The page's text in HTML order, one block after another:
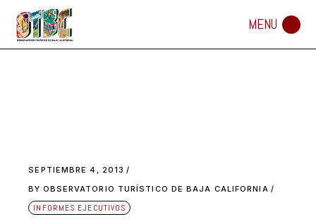
SEPTIEMBRE 4, 2013
BY OBSERVATORIO TURÍSTICO DE BAJA CALIFORNIA
INFORMES EJECUTIVOS